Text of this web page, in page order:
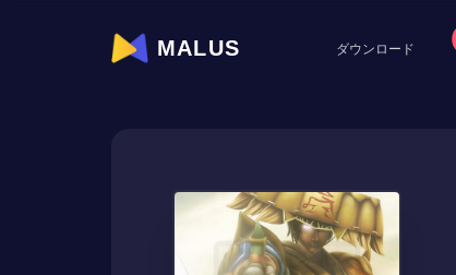
MALUS ダウンロード